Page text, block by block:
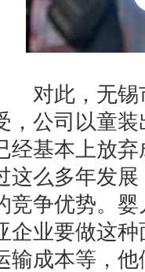
对此，无锡市
，公司以童
经基本上放
这么多年发
竞争优势。
企业要做这
输成本等，